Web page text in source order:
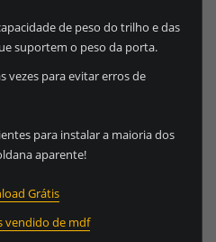
de peso do trilho e das
suportem o peso da porta.
vezes para evitar erros de
para instalar a maioria dos
aparente!
Grátis
vendido de mdf